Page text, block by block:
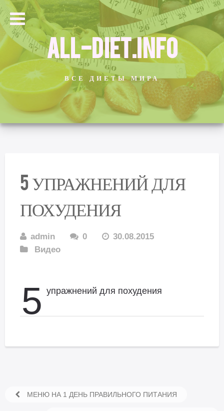
ALL-DIET.INFO
ВСЕ ДИЕТЫ МИРА
5 УПРАЖНЕНИЙ ДЛЯ
ПОХУДЕНИЯ
admin 0
30.08.2015
Видео
5 упражнений для похудения
МЕНЮ НА 1 ДЕНЬ ПРАВИЛЬНОГО ПИТАНИЯ